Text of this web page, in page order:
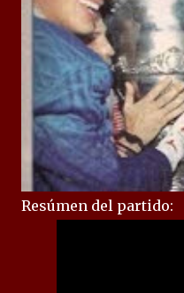
Resúmen del partido: